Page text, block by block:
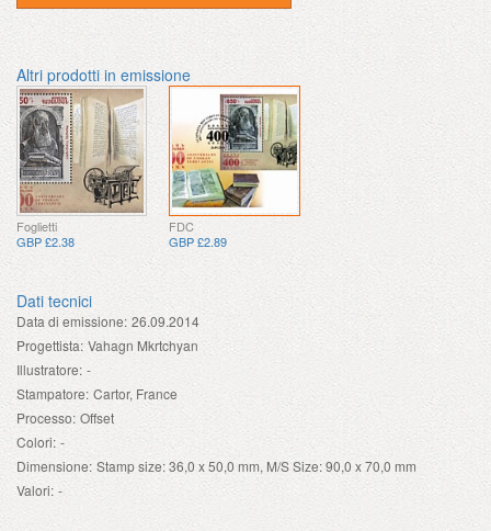
Altri prodotti in emissione
Foglietti
GBP £2.38
FDC
GBP £2.89
Dati tecnici
Data di emissione: 26.09.2014
Progettista: Vahagn Mkrtchyan
Illustratore: -
Stampatore: Cartor, France
Processo: Offset
Colori: -
Dimensione: Stamp size: 36,0 x 50,0 mm, M/S Size: 90,0 x 70,0 mm
Valori: -